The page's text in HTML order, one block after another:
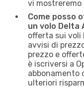
vi
Come posso
un volo Delta
offerta sui voli
avvisi di
prezzo e
è iscriversi a
abbonamento
ulteriori